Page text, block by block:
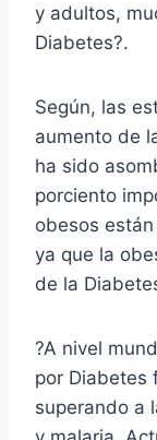
y adultos,
Diabetes?.
Según, las
aumento de
ha sido
porciento
obesos
ya que la
de la
?A nivel
por Diabetes
superando a